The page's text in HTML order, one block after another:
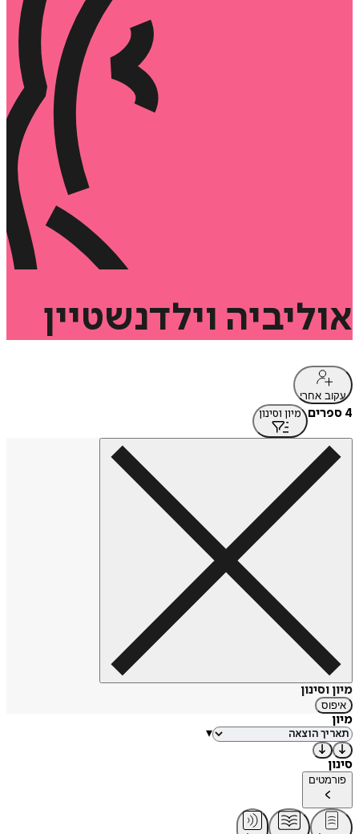
אוליביה וילדנשטיין
עקוב אחרי
4 ספרים מיון וסינון
מיון וסינון
איפוס
מיון
▾
סינון
פורמטים